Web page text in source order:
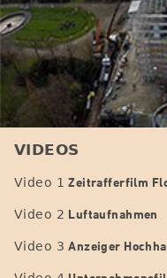
VIDEOS
Video 1Zeitrafferfilm
Video 2 Luftaufnahmen
Video 3Anzeiger